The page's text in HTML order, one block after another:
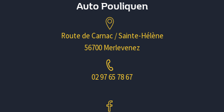
Auto Pouliquen
Route de Carnac / Sainte-Hélène
56700 Merlevenez
02 97 65 78 67